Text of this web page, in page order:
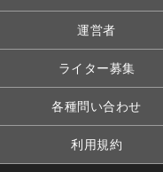
運営者
ライター募集
各種問い合わせ
利用規約